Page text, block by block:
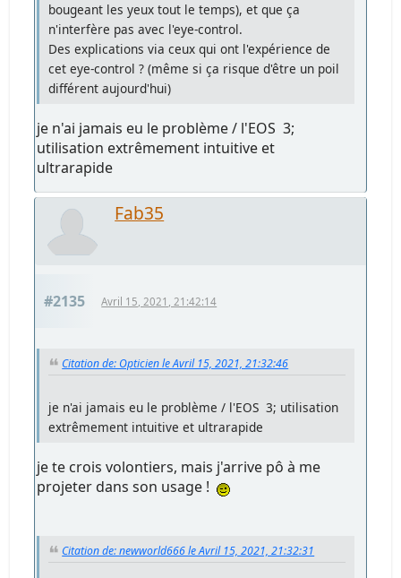
bougeant les yeux tout le temps), et que ça
n'interfère pas avec l'eye-control.
Des explications via ceux qui ont l'expérience de
cet eye-control ? (même si ça risque d'être un poil
différent aujourd'hui)
je n'ai jamais eu le problème / l'EOS 3;
utilisation extrêmement intuitive et
ultrarapide
Fab35
#2135 Avril 15, 2021, 21:42:14
Citation de: Opticien le Avril 15, 2021, 21:32:46
je n'ai jamais eu le problème / l'EOS 3; utilisation
extrêmement intuitive et ultrarapide
je te crois volontiers, mais j'arrive pô à me
projeter dans son usage !
Citation de: newworld666 le Avril 15, 2021, 21:32:31